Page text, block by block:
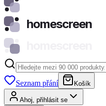
homescreen
Seznam přání Košík
Ahoj, přihlásit se